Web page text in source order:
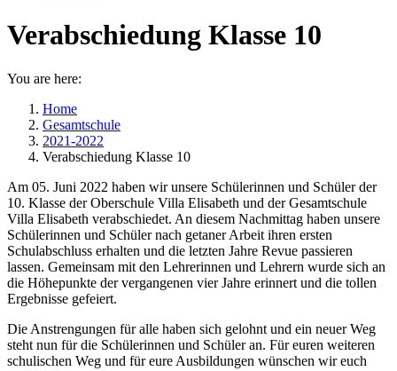
Verabschiedung Klasse 10
You are here:
Home
Gesamtschule
2021-2022
Verabschiedung Klasse 10
Am 05. Juni 2022 haben wir unsere Schülerinnen und Schüler der
10. Klasse der Oberschule Villa Elisabeth und der Gesamtschule
Villa Elisabeth verabschiedet. An diesem Nachmittag haben unsere
Schülerinnen und Schüler nach getaner Arbeit ihren ersten
Schulabschluss erhalten und die letzten Jahre Revue passieren
lassen. Gemeinsam mit den Lehrerinnen und Lehrern wurde sich an
die Höhepunkte der vergangenen vier Jahre erinnert und die tollen
Ergebnisse gefeiert.
Die Anstrengungen für alle haben sich gelohnt und ein neuer Weg
steht nun für die Schülerinnen und Schüler an. Für euren weiteren
schulischen Weg und für eure Ausbildungen wünschen wir euch